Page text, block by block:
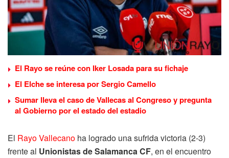
El Rayo se reúne con Iker Losada para su fichaje
El Elche se interesa por Sergio Camello
Sumar lleva el caso de Vallecas al Congreso y pregunta
al Gobierno por el estado del estadio
El Rayo Vallecano ha logrado una sufrida victoria (2-3)
frente al Unionistas de Salamanca CF, en el encuentro